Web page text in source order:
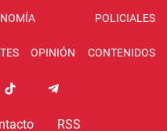
POLICIALES
OPINIÓN CONTENIDOS
RSS